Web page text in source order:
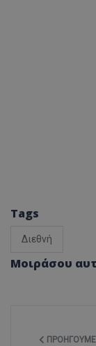
Tags
Διεθνή
Μοιράσου